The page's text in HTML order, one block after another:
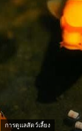
การดูแลสัตว์เลี้ยง